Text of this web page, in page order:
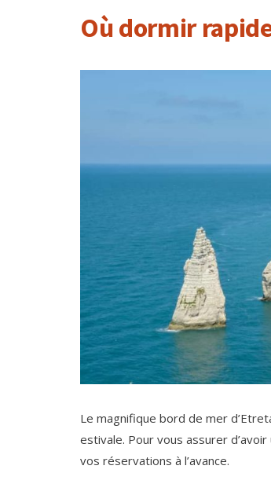
Où dormir
Le magnifique bord de mer
estivale. Pour vous assurer
vos réservations à l’avance.